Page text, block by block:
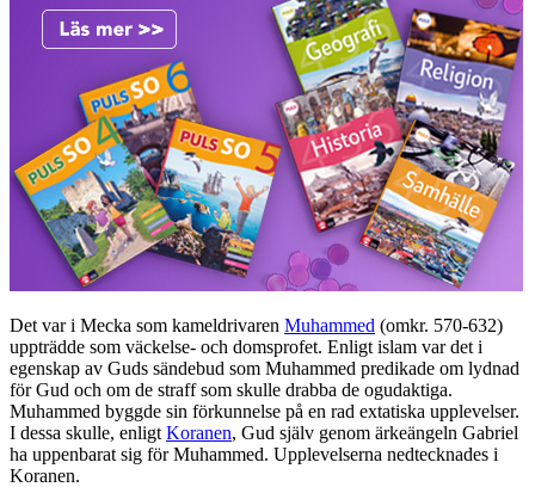
Det var i Mecka som kameldrivaren Muhammed (omkr. 570-632)
uppträdde som väckelse- och domsprofet. Enligt islam var det i
egenskap av Guds sändebud som Muhammed predikade om lydnad
för Gud och om de straff som skulle drabba de ogudaktiga.
Muhammed byggde sin förkunnelse på en rad extatiska upplevelser.
I dessa skulle, enligt Koranen, Gud själv genom ärkeängeln Gabriel
ha uppenbarat sig för Muhammed. Upplevelserna nedtecknades i
Koranen.